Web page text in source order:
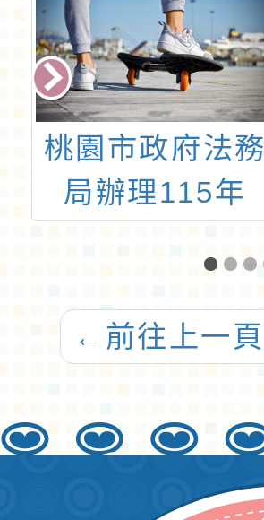
桃園市政府法務
局辦理115年
令營」活動
← 前往上一頁